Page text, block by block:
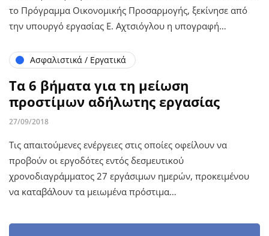
το Πρόγραμμα Οικονομικής Προσαρμογής, ξεκίνησε από
την υπουργό εργασίας Ε. Αχτσιόγλου η υπογραφή…
Ασφαλιστικά / Εργατικά
Τα 6 βήματα για τη μείωση
προστίμων αδήλωτης εργασίας
27/09/2018
Τις απαιτούμενες ενέργειες στις οποίες οφείλουν να
προβούν οι εργοδότες εντός δεσμευτικού
χρονοδιαγράμματος 27 εργάσιμων ημερών, προκειμένου
να καταβάλουν τα μειωμένα πρόστιμα…